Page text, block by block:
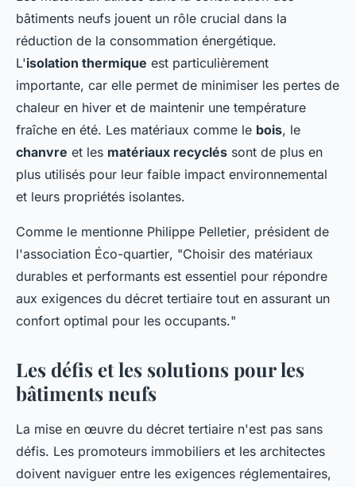
bâtiments neufs jouent un rôle crucial dans la
réduction de la consommation énergétique.
L'isolation thermique est particulièrement
importante, car elle permet de minimiser les pertes de
chaleur en hiver et de maintenir une température
fraîche en été. Les matériaux comme le bois, le
chanvre et les matériaux recyclés sont de plus en
plus utilisés pour leur faible impact environnemental
et leurs propriétés isolantes.
Comme le mentionne Philippe Pelletier, président de
l'association Éco-quartier, "Choisir des matériaux
durables et performants est essentiel pour répondre
aux exigences du décret tertiaire tout en assurant un
confort optimal pour les occupants."
Les défis et les solutions pour les
bâtiments neufs
La mise en œuvre du décret tertiaire n'est pas sans
défis. Les promoteurs immobiliers et les architectes
doivent naviguer entre les exigences réglementaires,